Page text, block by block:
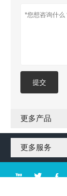
提交
更多产品
更多服务
  